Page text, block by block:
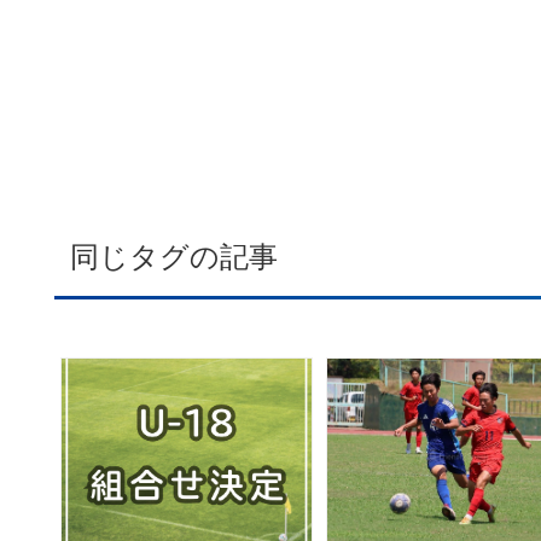
同じタグの記事